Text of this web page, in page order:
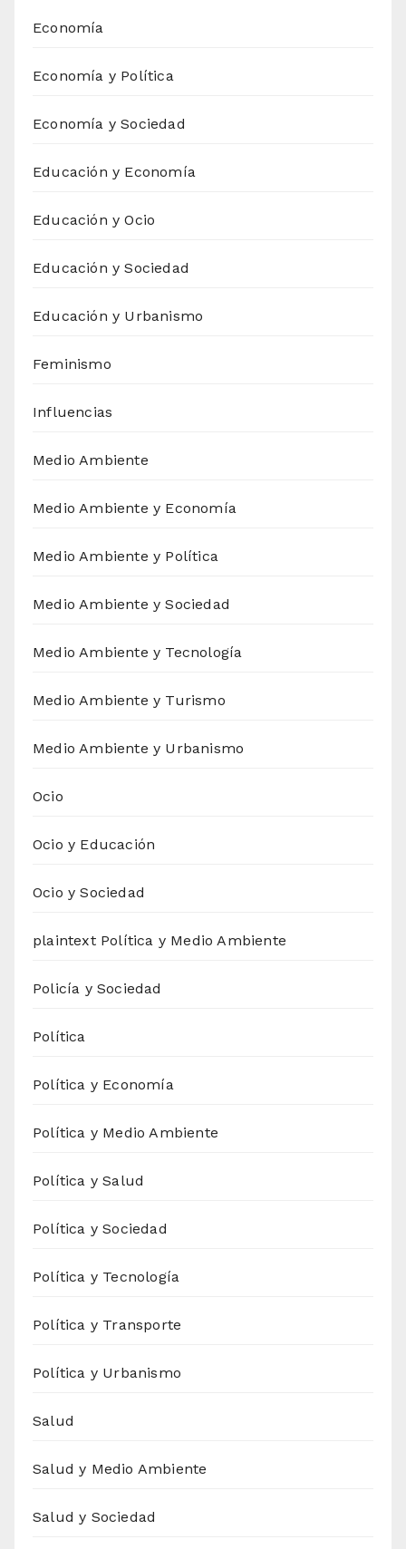
Economía
Economía y Política
Economía y Sociedad
Educación y Economía
Educación y Ocio
Educación y Sociedad
Educación y Urbanismo
Feminismo
Influencias
Medio Ambiente
Medio Ambiente y Economía
Medio Ambiente y Política
Medio Ambiente y Sociedad
Medio Ambiente y Tecnología
Medio Ambiente y Turismo
Medio Ambiente y Urbanismo
Ocio
Ocio y Educación
Ocio y Sociedad
plaintext Política y Medio Ambiente
Policía y Sociedad
Política
Política y Economía
Política y Medio Ambiente
Política y Salud
Política y Sociedad
Política y Tecnología
Política y Transporte
Política y Urbanismo
Salud
Salud y Medio Ambiente
Salud y Sociedad